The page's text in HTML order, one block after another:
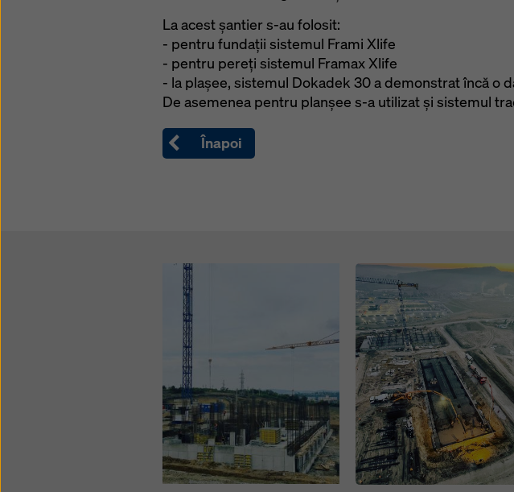
La acest șantier s-au folosit:
- pentru fundații sistemul Frami Xlife
- pentru pereți sistemul Framax Xlife
- la plașee, sistemul Dokadek 30 a demonstrat încă o
De asemenea pentru planșee s-a utilizat și sistemul
Înapoi
Open